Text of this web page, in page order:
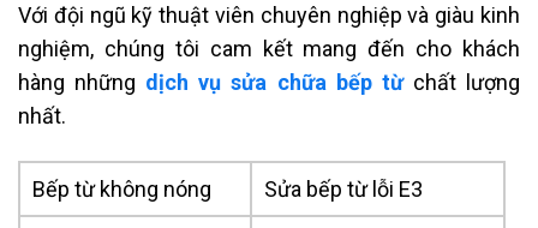
Với đội ngũ kỹ thuật viên chuyên nghiệp và giàu kinh
nghiệm, chúng tôi cam kết mang đến cho khách
hàng những dịch vụ sửa chữa bếp từ chất lượng
nhất.
Bếp từ không nóng Sửa bếp từ lỗi E3